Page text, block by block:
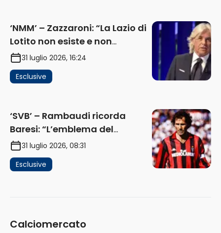
‘NMM’ – Zazzaroni: “La Lazio di
Lotito non esiste e non
funziona più. E’ ora di lasciare,
ma lui non ascolta. Pignataro?
Ho verificato…” (AUDIO)
31 luglio 2026, 16:24
Esclusive
‘SVB’ – Rambaudi ricorda
Baresi: “L’emblema del
difensore moderno completo.
Lui è il Milan” (AUDIO)
31 luglio 2026, 08:31
Esclusive
Calciomercato